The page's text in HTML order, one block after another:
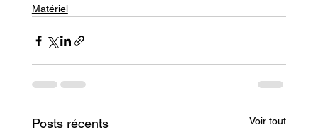
Matériel
Posts récents Voir tout